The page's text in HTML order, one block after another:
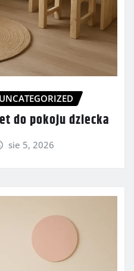
UNCATEGORIZED
do pokoju dziecka
sie 5, 2026